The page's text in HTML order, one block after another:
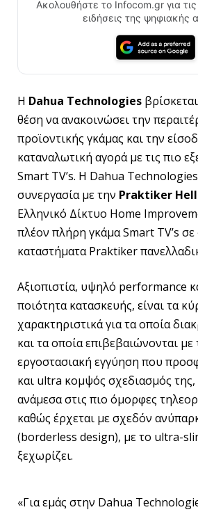
Ακολουθήστε το Infocom.gr για
ειδήσεις της ψηφιακής
Η Dahua Technologies
θέση να ανακοινώσει την
προϊοντικής γκάμας και την
καταναλωτική αγορά με τις πιο
Smart TV’s. Η Dahua
συνεργασία με την Praktiker
Ελληνικό Δίκτυο Home
πλέον πλήρη γκάμα Smart TV’s σε
καταστήματα Praktiker
Aξιοπιστία, υψηλό performance
ποιότητα κατασκευής, είναι τα
χαρακτηριστικά για τα οποία
και τα οποία επιβεβαιώνονται με
εργοστασιακή εγγύηση που
και ultra κομψός σχεδιασμός
ανάμεσα στις πιο όμορφες
καθώς έρχεται με σχεδόν
(borderless design), με το ultra-
ξεχωρίζει.
«Για εμάς στην Dahua